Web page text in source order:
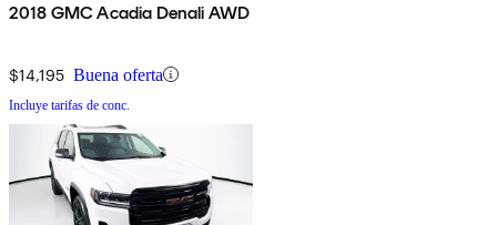
2018 GMC Acadia Denali AWD
$14,195 Buena oferta
Incluye tarifas de conc.